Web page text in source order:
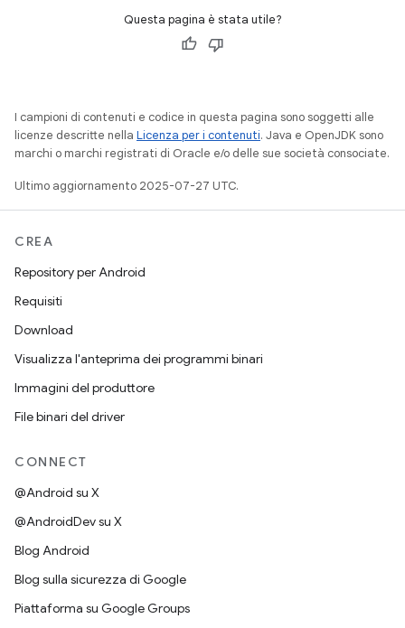
Questa pagina è stata utile?
I campioni di contenuti e codice in questa pagina sono soggetti alle
licenze descritte nella Licenza per i contenuti. Java e OpenJDK sono
marchi o marchi registrati di Oracle e/o delle sue società consociate.
Ultimo aggiornamento 2025-07-27 UTC.
CREA
Repository per Android
Requisiti
Download
Visualizza l'anteprima dei programmi binari
Immagini del produttore
File binari del driver
CONNECT
@Android su X
@AndroidDev su X
Blog Android
Blog sulla sicurezza di Google
Piattaforma su Google Groups